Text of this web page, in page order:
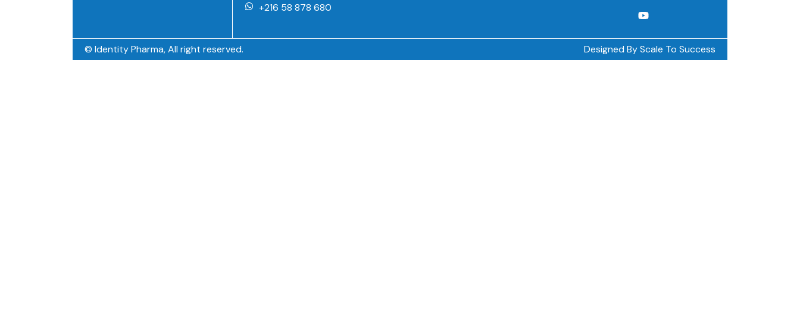
+216 58 878 680
© Identity Pharma, All right reserved. Designed ByScale To Success